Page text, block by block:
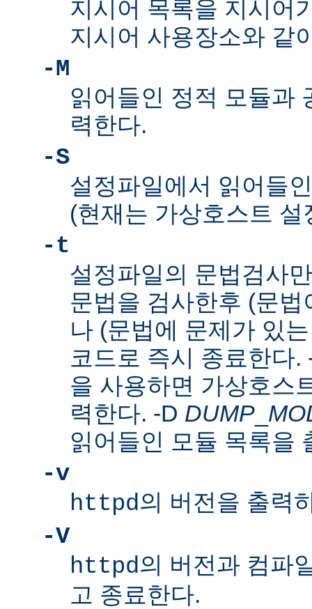
지시어 목록을 지시어
지시어 사용장소와 같
-M
읽어들인 정적 모듈과
력한다.
-S
설정파일에서 읽어들
(현재는 가상호스트
-t
설정파일의 문법검사
문법을 검사한후 (문
나 (문법에 문제가 있
코드로 즉시 종료한다
을 사용하면 가상호스
력한다. -D DUMP
읽어들인 모듈 목록을
-v
httpd의 버전을 출력
-V
httpd의 버전과 컴파
고 종료한다.